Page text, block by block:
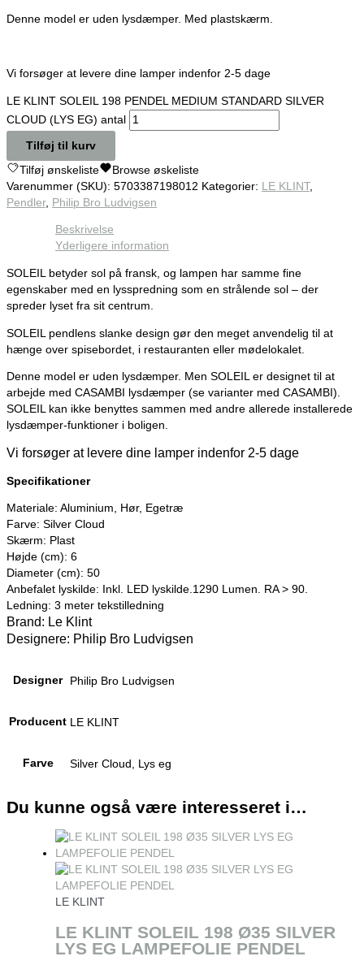
Denne model er uden lysdæmper. Med plastskærm.
Vi forsøger at levere dine lamper indenfor 2-5 dage
LE KLINT SOLEIL 198 PENDEL MEDIUM STANDARD SILVER
CLOUD (LYS EG) antal
Tilføj til kurv
Tilføj ønskeliste Browse øskeliste
Varenummer (SKU): 5703387198012 Kategorier: LE KLINT,
Pendler, Philip Bro Ludvigsen
Beskrivelse
Yderligere information
SOLEIL betyder sol på fransk, og lampen har samme fine
egenskaber med en lysspredning som en strålende sol – der
spreder lyset fra sit centrum.
SOLEIL pendlens slanke design gør den meget anvendelig til at
hænge over spisebordet, i restauranten eller mødelokalet.
Denne model er uden lysdæmper. Men SOLEIL er designet til at
arbejde med CASAMBI lysdæmper (se varianter med CASAMBI).
SOLEIL kan ikke benyttes sammen med andre allerede installerede
lysdæmper-funktioner i boligen.
Vi forsøger at levere dine lamper indenfor 2-5 dage
Specifikationer
Materiale: Aluminium, Hør, Egetræ
Farve: Silver Cloud
Skærm: Plast
Højde (cm): 6
Diameter (cm): 50
Anbefalet lyskilde: Inkl. LED lyskilde.1290 Lumen. RA > 90.
Ledning: 3 meter tekstilledning
Brand: Le Klint
Designere: Philip Bro Ludvigsen
Designer Philip Bro Ludvigsen
Producent LE KLINT
Farve Silver Cloud, Lys eg
Du kunne også være interesseret i…
LE KLINT
LE KLINT SOLEIL 198 Ø35 SILVER
LYS EG LAMPEFOLIE PENDEL